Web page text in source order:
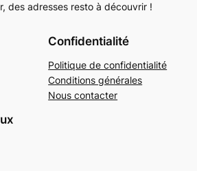
des adresses resto à découvrir !
Confidentialité
Politique de confidentialité
Conditions générales
Nous contacter